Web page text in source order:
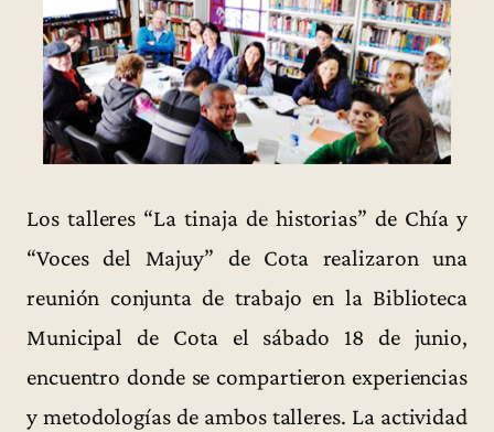
Los talleres “La tinaja de historias” de Chía y
“Voces del Majuy” de Cota realizaron una
reunión conjunta de trabajo en la Biblioteca
Municipal de Cota el sábado 18 de junio,
encuentro donde se compartieron experiencias
y metodologías de ambos talleres. La actividad